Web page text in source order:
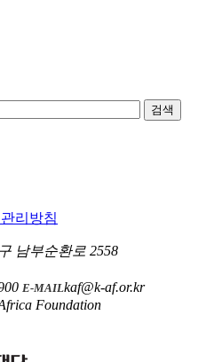
검색
리방침
남부순환로 2558
E-MAILkaf@k-af.or.kr
Foundation